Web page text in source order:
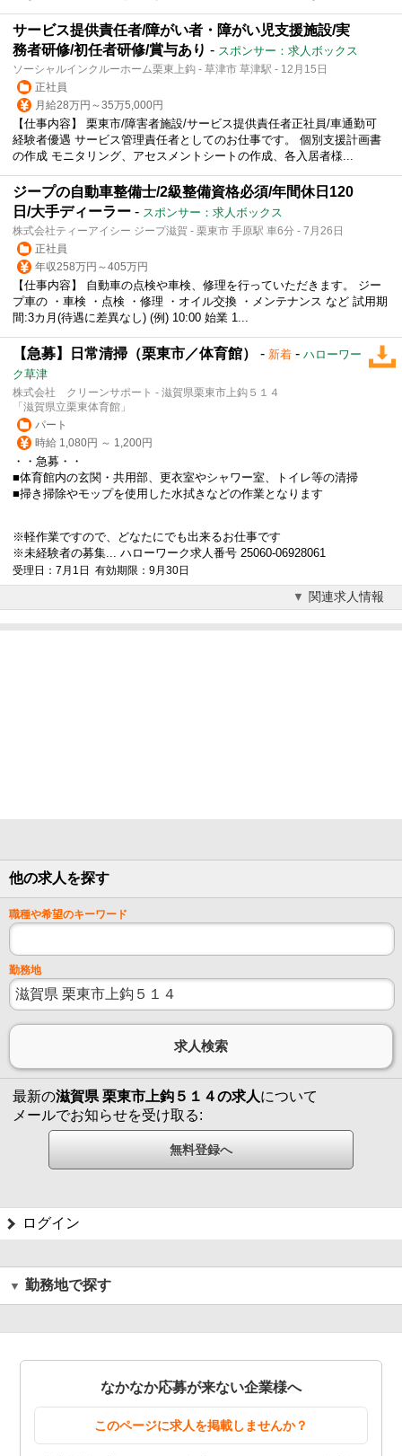
サービス提供責任者/障がい者・障がい児支援施設/実
務者研修/初任者研修/賞与あり - スポンサー：求人ボックス
ソーシャルインクルーホーム栗東上鈎 - 草津市 草津駅 - 12月15日
正社員
月給28万円～35万5,000円
【仕事内容】 栗東市/障害者施設/サービス提供責任者正社員/車通勤可
経験者優遇 サービス管理責任者としてのお仕事です。 個別支援計画書
の作成 モニタリング、アセスメントシートの作成、各入居者様...
ジープの自動車整備士/2級整備資格必須/年間休日120
日/大手ディーラー - スポンサー：求人ボックス
株式会社ティーアイシー ジープ滋賀 - 栗東市 手原駅 車6分 - 7月26日
正社員
年収258万円～405万円
【仕事内容】 自動車の点検や車検、修理を行っていただきます。 ジー
プ車の ・車検 ・点検 ・修理 ・オイル交換 ・メンテナンス など 試用期
間:3カ月(待遇に差異なし) (例) 10:00 始業 1...
【急募】日常清掃（栗東市／体育館） - 新着 - ハローワー
ク草津
株式会社 クリーンサポート - 滋賀県栗東市上鈎５１４
「滋賀県立栗東体育館」
パート
時給 1,080円 ～ 1,200円
・・急募・・
■体育館内の玄関・共用部、更衣室やシャワー室、トイレ等の清掃
■掃き掃除やモップを使用した水拭きなどの作業となります
※軽作業ですので、どなたにでも出来るお仕事です
※未経験者の募集... ハローワーク求人番号 25060-06928061
受理日：7月1日 有効期限：9月30日
関連求人情報
他の求人を探す
職種や希望のキーワード
勤務地
最新の滋賀県 栗東市上鈎５１４の求人について
メールでお知らせを受け取る:
ログイン
勤務地で探す
なかなか応募が来ない企業様へ
このページに求人を掲載しませんか？